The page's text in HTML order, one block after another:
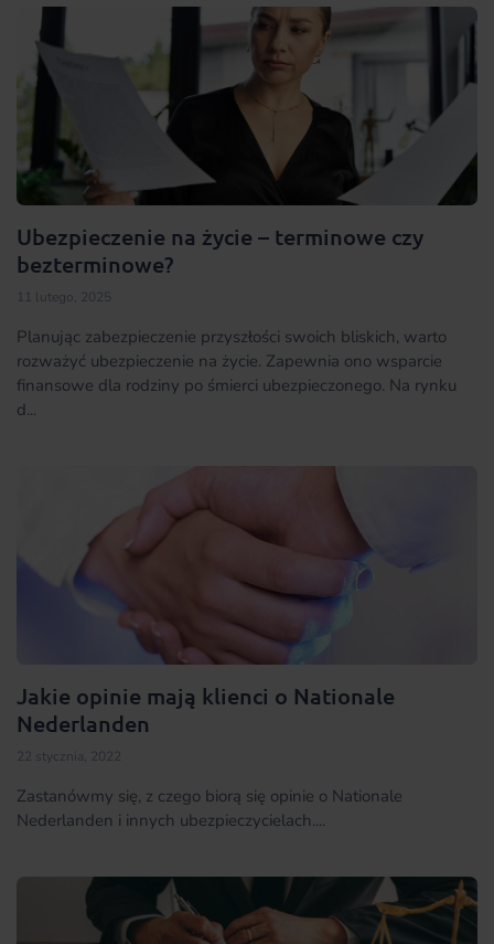
Ubezpieczenie na życie – terminowe czy
bezterminowe?
11 lutego, 2025
Planując zabezpieczenie przyszłości swoich bliskich, warto
rozważyć ubezpieczenie na życie. Zapewnia ono wsparcie
finansowe dla rodziny po śmierci ubezpieczonego. Na rynku
d...
Jakie opinie mają klienci o Nationale
Nederlanden
22 stycznia, 2022
Zastanówmy się, z czego biorą się opinie o Nationale
Nederlanden i innych ubezpieczycielach....